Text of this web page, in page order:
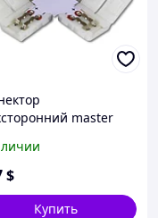
master
ленты 8
мм, угловой
$
Купить